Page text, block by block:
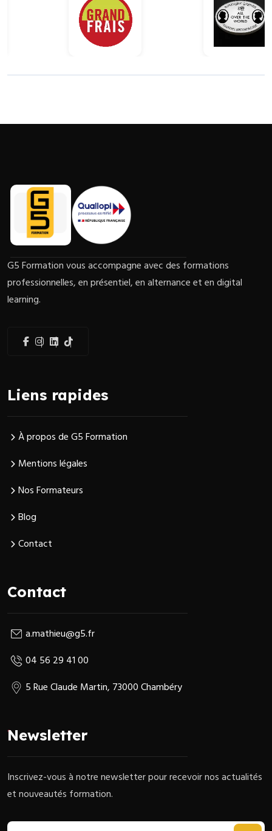
G5 Formation vous accompagne avec des formations
professionnelles, en présentiel, en alternance et en digital
learning.
Liens rapides
À propos de G5 Formation
Mentions légales
Nos Formateurs
Blog
Contact
Contact
a.mathieu@g5.fr
04 56 29 41 00
5 Rue Claude Martin, 73000 Chambéry
Newsletter
Inscrivez-vous à notre newsletter pour recevoir nos actualités
et nouveautés formation.